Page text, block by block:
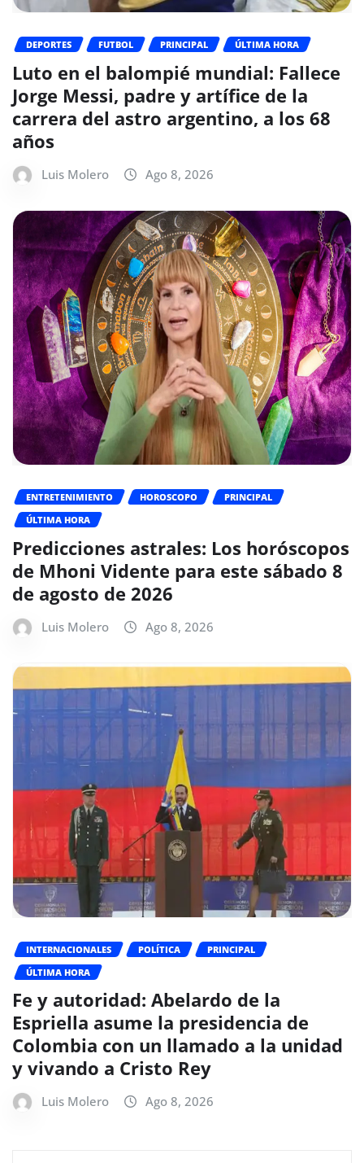
DEPORTES FUTBOL PRINCIPAL ÚLTIMA HORA
Luto en el balompié mundial: Fallece
Jorge Messi, padre y artífice de la
carrera del astro argentino, a los 68
años
Luis Molero Ago 8, 2026
ENTRETENIMIENTO HOROSCOPO
PRINCIPAL
ÚLTIMA HORA
Predicciones astrales: Los horóscopos
de Mhoni Vidente para este sábado 8
de agosto de 2026
Luis Molero Ago 8, 2026
INTERNACIONALES POLÍTICA
PRINCIPAL
ÚLTIMA HORA
Fe y autoridad: Abelardo de la
Espriella asume la presidencia de
Colombia con un llamado a la unidad
y vivando a Cristo Rey
Luis Molero Ago 8, 2026